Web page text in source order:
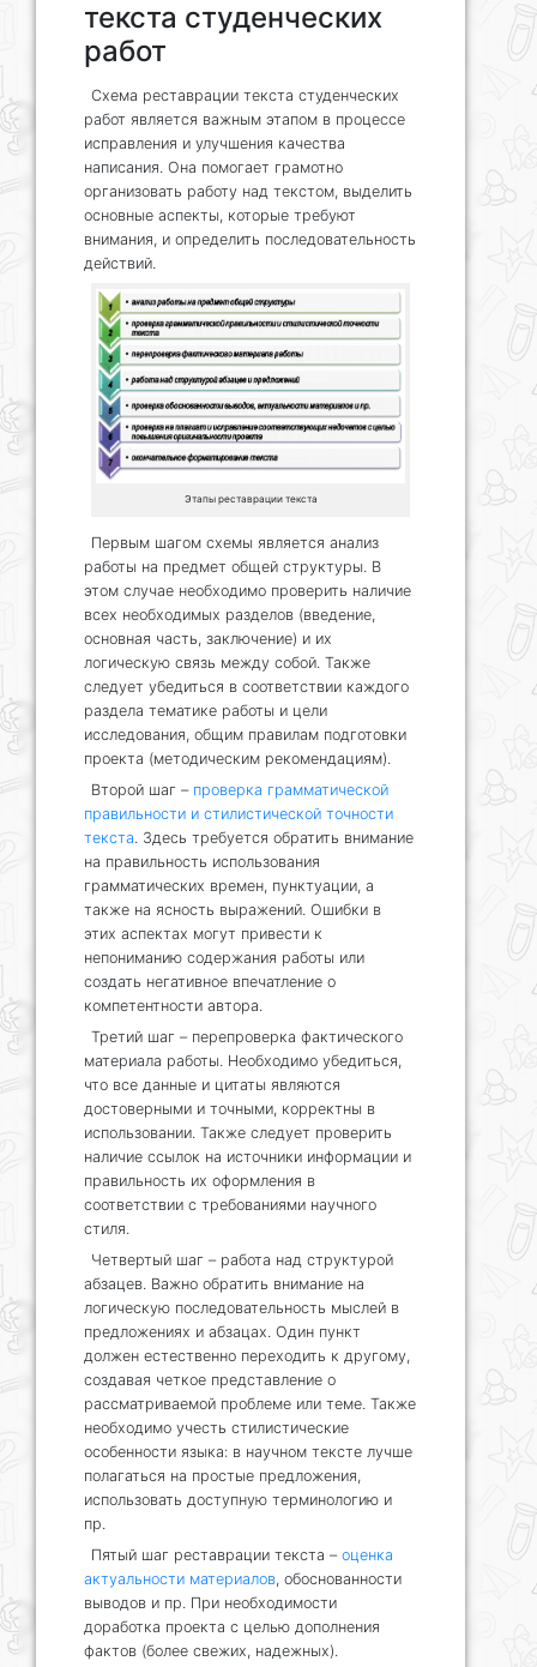
текста студенческих
работ
Схема реставрации текста студенческих
работ является важным этапом в процессе
исправления и улучшения качества
написания. Она помогает грамотно
организовать работу над текстом, выделить
основные аспекты, которые требуют
внимания, и определить последовательность
действий.
Этапы реставрации текста
Первым шагом схемы является анализ
работы на предмет общей структуры. В
этом случае необходимо проверить наличие
всех необходимых разделов (введение,
основная часть, заключение) и их
логическую связь между собой. Также
следует убедиться в соответствии каждого
раздела тематике работы и цели
исследования, общим правилам подготовки
проекта (методическим рекомендациям).
Второй шаг – проверка грамматической
правильности и стилистической точности
текста . Здесь требуется обратить внимание
на правильность использования
грамматических времен, пунктуации, а
также на ясность выражений. Ошибки в
этих аспектах могут привести к
непониманию содержания работы или
создать негативное впечатление о
компетентности автора.
Третий шаг – перепроверка фактического
материала работы. Необходимо убедиться,
что все данные и цитаты являются
достоверными и точными, корректны в
использовании. Также следует проверить
наличие ссылок на источники информации и
правильность их оформления в
соответствии с требованиями научного
стиля.
Четвертый шаг – работа над структурой
абзацев. Важно обратить внимание на
логическую последовательность мыслей в
предложениях и абзацах. Один пункт
должен естественно переходить к другому,
создавая четкое представление о
рассматриваемой проблеме или теме. Также
необходимо учесть стилистические
особенности языка: в научном тексте лучше
полагаться на простые предложения,
использовать доступную терминологию и
пр.
Пятый шаг реставрации текста – оценка
актуальности материалов, обоснованности
выводов и пр. При необходимости
доработка проекта с целью дополнения
фактов (более свежих, надежных).